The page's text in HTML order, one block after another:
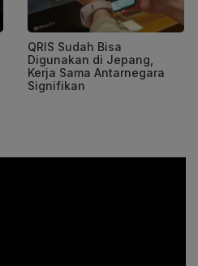
QRIS Sudah Bisa
Digunakan di Jepang,
Kerja Sama Antarnegara
Signifikan